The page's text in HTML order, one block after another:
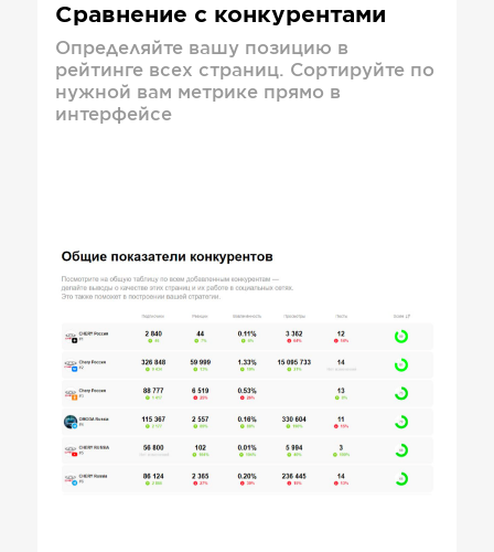
Сравнение с конкурентами
Определяйте вашу позицию в
рейтинге всех страниц. Сортируйте по
нужной вам метрике прямо в
интерфейсе